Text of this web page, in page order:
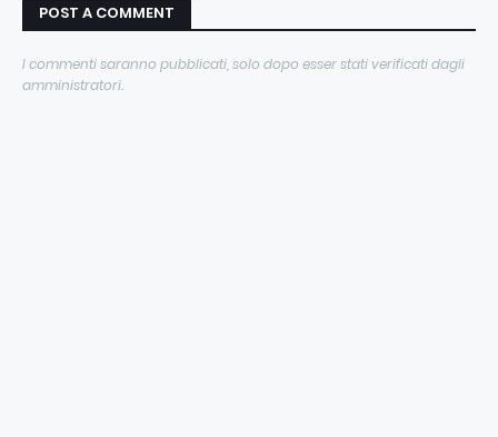
POST A COMMENT
I commenti saranno pubblicati, solo dopo esser stati verificati dagli
amministratori.